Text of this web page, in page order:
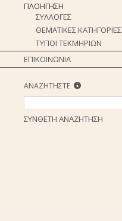
ΠΛΟΗΓΗΣΗ
ΣΥΛΛΟΓΕΣ
ΘΕΜΑΤΙΚΕΣ ΚΑΤΗΓΟΡΙΕΣ
ΤΥΠΟΙ ΤΕΚΜΗΡΙΩΝ
ΕΠΙΚΟΙΝΩΝΙΑ
ΑΝΑΖΗΤΗΣΤΕ
ΣΥΝΘΕΤΗ ΑΝΑΖΗΤΗΣΗ